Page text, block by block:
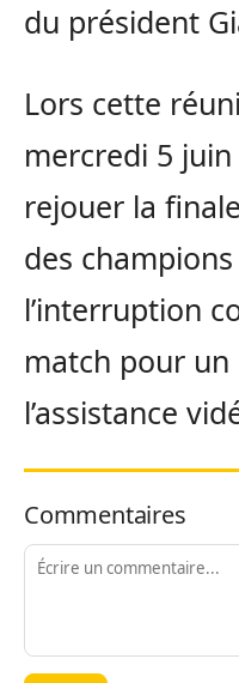
du président
Lors cette
mercredi 5
rejouer la
des
l’interruption
match pour
l’assistance
Commentaires